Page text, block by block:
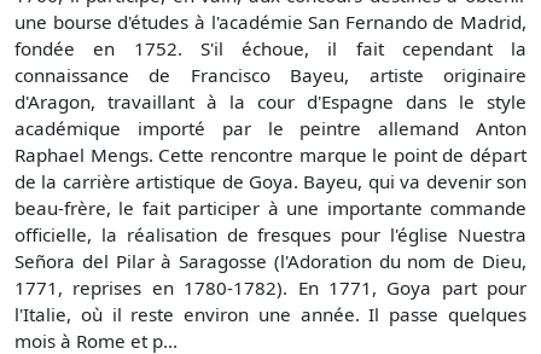
une bourse d'études à l'académie San Fernando de Madrid,
fondée en 1752. S'il échoue, il fait cependant la
connaissance de Francisco Bayeu, artiste originaire
d'Aragon, travaillant à la cour d'Espagne dans le style
académique importé par le peintre allemand Anton
Raphael Mengs. Cette rencontre marque le point de départ
de la carrière artistique de Goya. Bayeu, qui va devenir son
beau-frère, le fait participer à une importante commande
officielle, la réalisation de fresques pour l'église Nuestra
Señora del Pilar à Saragosse (l'Adoration du nom de Dieu,
1771, reprises en 1780-1782). En 1771, Goya part pour
l'Italie, où il reste environ une année. Il passe quelques
mois à Rome et p...